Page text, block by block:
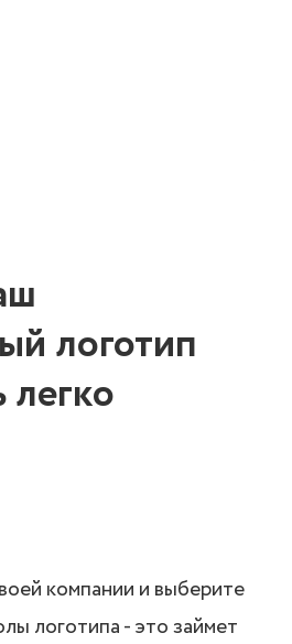
логотип
легко
компании и выберите
логотипа - это займет